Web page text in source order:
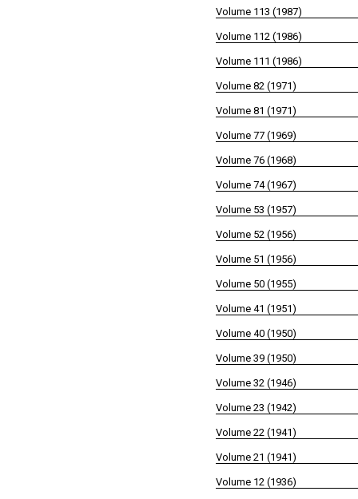
Volume 113 (1987)
Volume 112 (1986)
Volume 111 (1986)
Volume 82 (1971)
Volume 81 (1971)
Volume 77 (1969)
Volume 76 (1968)
Volume 74 (1967)
Volume 53 (1957)
Volume 52 (1956)
Volume 51 (1956)
Volume 50 (1955)
Volume 41 (1951)
Volume 40 (1950)
Volume 39 (1950)
Volume 32 (1946)
Volume 23 (1942)
Volume 22 (1941)
Volume 21 (1941)
Volume 12 (1936)